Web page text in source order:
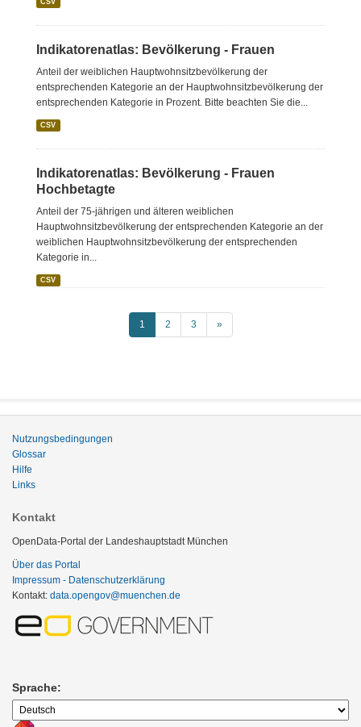
CSV
Indikatorenatlas: Bevölkerung - Frauen
Anteil der weiblichen Hauptwohnsitzbevölkerung der
entsprechenden Kategorie an der Hauptwohnsitzbevölkerung der
entsprechenden Kategorie in Prozent. Bitte beachten Sie die...
CSV
Indikatorenatlas: Bevölkerung - Frauen
Hochbetagte
Anteil der 75-jährigen und älteren weiblichen
Hauptwohnsitzbevölkerung der entsprechenden Kategorie an der
weiblichen Hauptwohnsitzbevölkerung der entsprechenden
Kategorie in...
CSV
1 2 3 »
Nutzungsbedingungen
Glossar
Hilfe
Links
Kontakt
OpenData-Portal der Landeshauptstadt München
Über das Portal
Impressum - Datenschutzerklärung
Kontakt: data.opengov@muenchen.de
Sprache